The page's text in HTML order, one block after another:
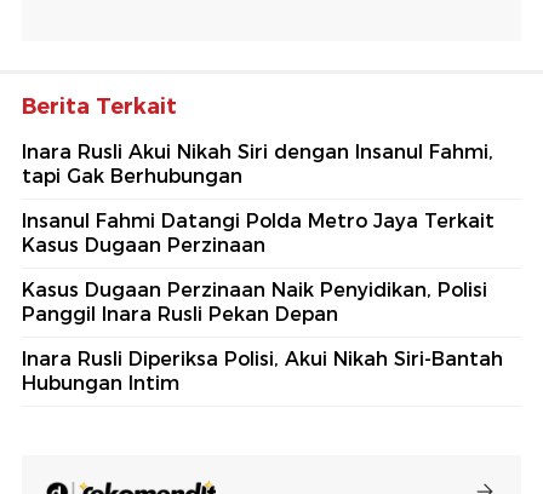
Berita Terkait
Inara Rusli Akui Nikah Siri dengan Insanul Fahmi,
tapi Gak Berhubungan
Insanul Fahmi Datangi Polda Metro Jaya Terkait
Kasus Dugaan Perzinaan
Kasus Dugaan Perzinaan Naik Penyidikan, Polisi
Panggil Inara Rusli Pekan Depan
Inara Rusli Diperiksa Polisi, Akui Nikah Siri-Bantah
Hubungan Intim